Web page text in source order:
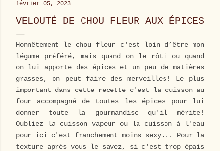
février 05, 2023
VELOUTÉ DE CHOU FLEUR AUX ÉPICES
Honnêtement le chou fleur c'est loin d’être mon
légume préféré, mais quand on le rôti ou quand
on lui apporte des épices et un peu de matières
grasses, on peut faire des merveilles! Le plus
important dans cette recette c'est la cuisson au
four accompagné de toutes les épices pour lui
donner toute la gourmandise qu'il mérite!
Oubliez la cuisson vapeur ou la cuisson à l'eau
pour ici c'est franchement moins sexy... Pour la
texture après vous le savez, si c'est trop épais